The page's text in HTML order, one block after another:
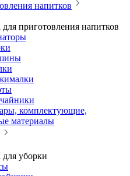
напитков
приготовления напитков
комплектующие,
материалы
для уборки